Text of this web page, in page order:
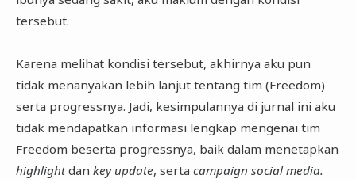
tersebut.
Karena melihat kondisi tersebut, akhirnya aku pun
tidak menanyakan lebih lanjut tentang tim (Freedom)
serta progressnya. Jadi, kesimpulannya di jurnal ini aku
tidak mendapatkan informasi lengkap mengenai tim
Freedom beserta progressnya, baik dalam menetapkan
highlightdan key update, serta campaign social media.